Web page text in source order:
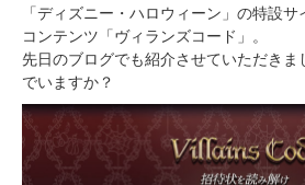
「ディズニー・ハロウィーン」の特設
コンテンツ「ヴィランズコード」。
先日のブログでも紹介させていただき
でいますか？